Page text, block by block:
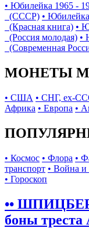
• Юбилейка 1965 -
(СССР) •
(Красная книга) •
(Россия молодая) •
(Современная
МОНЕТЫ
• США • СНГ, ex-
Африка • Европа •
• Космос • Флора •
транспорт • Война
• Гороскоп
••
боны